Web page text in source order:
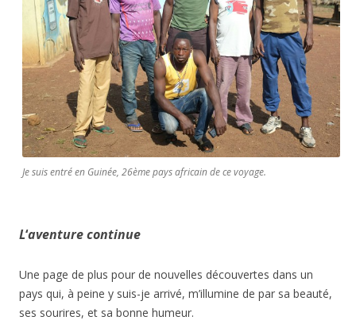
Je suis entré en Guinée, 26ème pays africain de ce voyage.
L‘aventure continue
Une page de plus pour de nouvelles découvertes dans un
pays qui, à peine y suis-je arrivé, m’illumine de par sa beauté,
ses sourires, et sa bonne humeur.